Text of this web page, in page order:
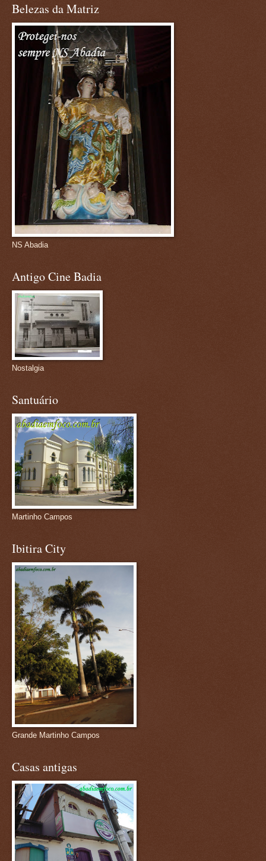
Belezas da Matriz
NS Abadia
Antigo Cine Badia
Nostalgia
Santuário
Martinho Campos
Ibitira City
Grande Martinho Campos
Casas antigas